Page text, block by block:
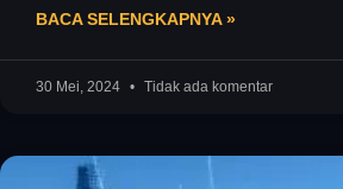
BACA SELENGKAPNYA »
30 Mei, 2024 Tidak ada komentar